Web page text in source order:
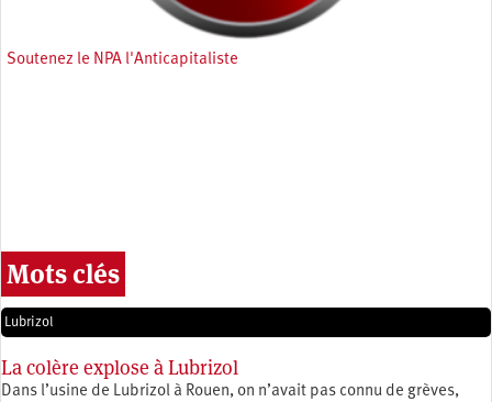
Soutenez le NPA l'Anticapitaliste
Mots clés
Lubrizol
La colère explose à Lubrizol
Dans l’usine de Lubrizol à Rouen, on n’avait pas connu de grèves,